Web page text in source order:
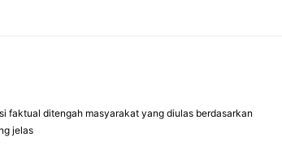
faktual ditengah masyarakat yang diulas berdasarkan
jelas